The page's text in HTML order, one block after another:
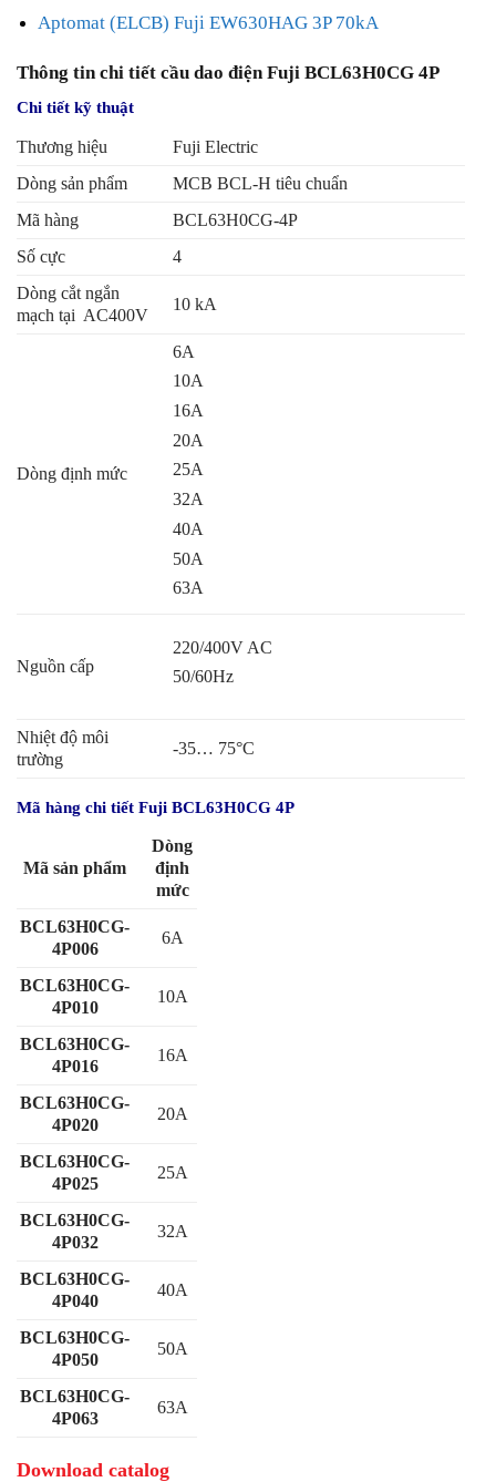
Aptomat (ELCB) Fuji EW630HAG 3P 70kA
Thông tin chi tiết cầu dao điện Fuji BCL63H0CG 4P
Chi tiết kỹ thuật
Thương hiệu
Fuji Electric
Dòng sản phẩm
MCB BCL-H tiêu chuẩn
Mã hàng
BCL63H0CG-4P
Số cực
4
Dòng cắt ngắn
mạch tại AC400V
10 kA
Dòng định mức
6A
10A
16A
20A
25A
32A
40A
50A
63A
Nguồn cấp
220/400V AC
50/60Hz
Nhiệt độ môi
trường
-35… 75°C
Mã hàng chi tiết Fuji BCL63H0CG 4P
Mã sản phẩm
Dòng
định
mức
BCL63H0CG-
4P006
6A
BCL63H0CG-
4P010
10A
BCL63H0CG-
4P016
16A
BCL63H0CG-
4P020
20A
BCL63H0CG-
4P025
25A
BCL63H0CG-
4P032
32A
BCL63H0CG-
4P040
40A
BCL63H0CG-
4P050
50A
BCL63H0CG-
4P063
63A
Download catalog